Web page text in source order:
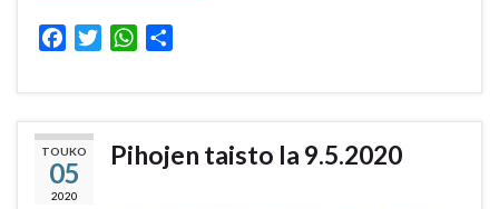
c
e
b
o
o
i
t
W
a
t
s
A
a
r
TOUKO
05
2020
Pihojen taisto la 9.5.2020